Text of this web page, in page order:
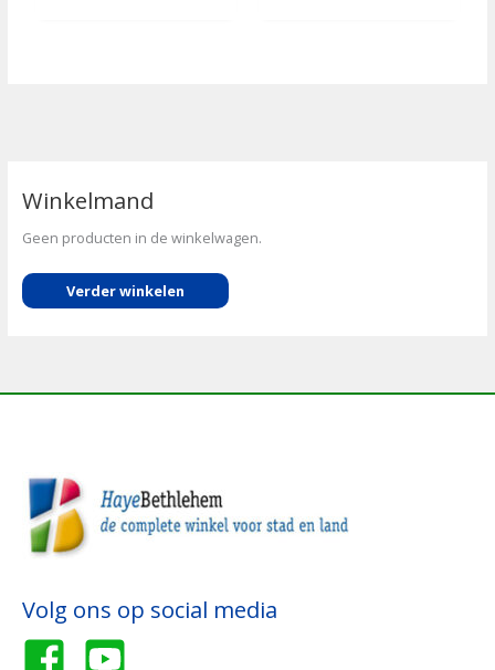
Winkelmand
Geen producten in de winkelwagen.
Verder winkelen
Volg ons op social media